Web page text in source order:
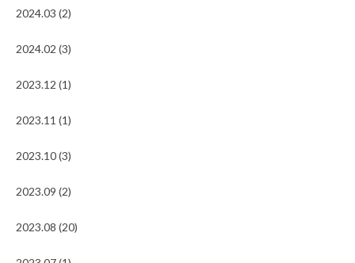
2024.03 (2)
2024.02 (3)
2023.12 (1)
2023.11 (1)
2023.10 (3)
2023.09 (2)
2023.08 (20)